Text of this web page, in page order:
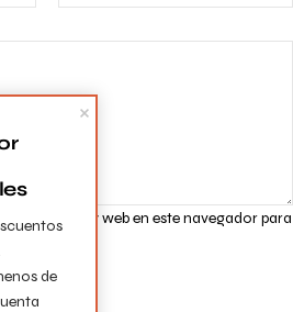
electrónico y web en este navegador para
de